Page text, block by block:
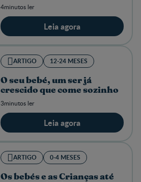
4minutos ler
Leia agora
ARTIGO 12-24 MESES
O seu bebé, um ser já
crescido que come sozinho
3minutos ler
Leia agora
ARTIGO 0-4 MESES
Os bebés e as Crianças até